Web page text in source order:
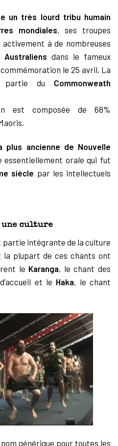
un très lourd tribu humain
mondiales, ses troupes
à de nombreuses
dans le fameux
le 25 avril, La
partie du Commonweath
est composée de 68%
ancienne de Nouvelle
essentiellement orale qui fut
siècle par les intellectuels
une culture
partie intégrante de la culture
la plupart de ces chants ont
le Karanga, le chant des
et le Haka, le chant
générique pour toutes les